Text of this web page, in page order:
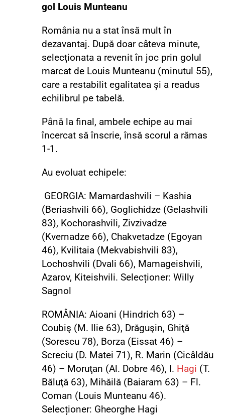
gol Louis Munteanu
România nu a stat însă mult în
dezavantaj. După doar câteva minute,
selecționata a revenit în joc prin golul
marcat de Louis Munteanu (minutul 55),
care a restabilit egalitatea și a readus
echilibrul pe tabelă.
Până la final, ambele echipe au mai
încercat să înscrie, însă scorul a rămas
1-1.
Au evoluat echipele:
GEORGIA: Mamardashvili – Kashia
(Beriashvili 66), Goglichidze (Gelashvili
83), Kochorashvili, Zivzivadze
(Kvernadze 66), Chakvetadze (Egoyan
46), Kvilitaia (Mekvabishvili 83),
Lochoshvili (Dvali 66), Mamageishvili,
Azarov, Kiteishvili. Selecționer: Willy
Sagnol
ROMÂNIA: Aioani (Hindrich 63) –
Coubiş (M. Ilie 63), Drăguşin, Ghiţă
(Sorescu 78), Borza (Eissat 46) –
Screciu (D. Matei 71), R. Marin (Cicâldău
46) – Moruţan (Al. Dobre 46), I. Hagi (T.
Băluţă 63), Mihăilă (Baiaram 63) – Fl.
Coman (Louis Munteanu 46).
Selecționer: Gheorghe Hagi